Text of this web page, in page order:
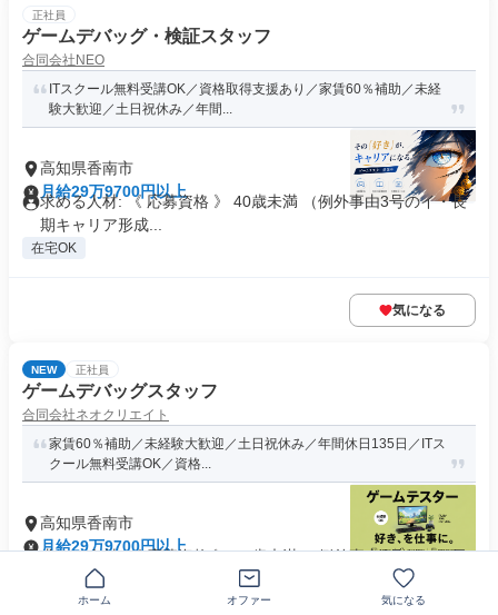
正社員
ゲームデバッグ・検証スタッフ
合同会社NEO
ITスクール無料受講OK／資格取得支援あり／家賃60％補助／未経
験大歓迎／土日祝休み／年間...
高知県香南市
月給29万9700円以上
求める人材: 《 応募資格 》 40歳未満 （例外事由3号のイ・長
期キャリア形成...
在宅OK
気になる
NEW 正社員
ゲームデバッグスタッフ
合同会社ネオクリエイト
家賃60％補助／未経験大歓迎／土日祝休み／年間休日135日／ITス
クール無料受講OK／資格...
高知県香南市
月給29万9700円以上
求める人材: 《 応募資格 》 40歳未満 （例外事由3号のイ・長
期キャリア形成...
ホーム オファー 気になる